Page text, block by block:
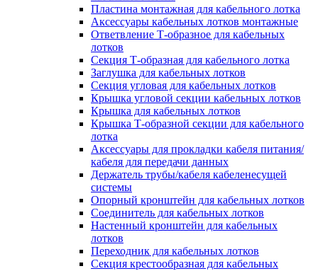
Пластина монтажная для кабельного лотка
Аксессуары кабельных лотков монтажные
Ответвление Т-образное для кабельных
лотков
Секция Т-образная для кабельного лотка
Заглушка для кабельных лотков
Секция угловая для кабельных лотков
Крышка угловой секции кабельных лотков
Крышка для кабельных лотков
Крышка Т-образной секции для кабельного
лотка
Аксессуары для прокладки кабеля питания/
кабеля для передачи данных
Держатель трубы/кабеля кабеленесущей
системы
Опорный кронштейн для кабельных лотков
Соединитель для кабельных лотков
Настенный кронштейн для кабельных
лотков
Переходник для кабельных лотков
Секция крестообразная для кабельных